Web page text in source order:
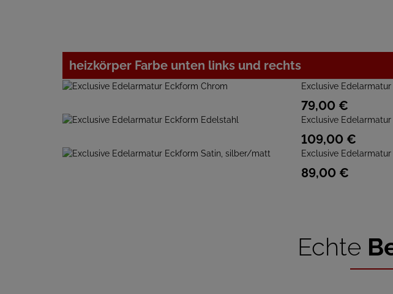
heizkörper Farbe unten links und rechts
Exclusive
79,00 €
Exclusive
109,00 €
Exclusive
89,00 €
Echte